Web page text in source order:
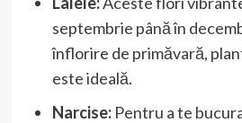
septembrie până în
înflorire de primăvară,
este ideală.
Narcise:Pentru a te